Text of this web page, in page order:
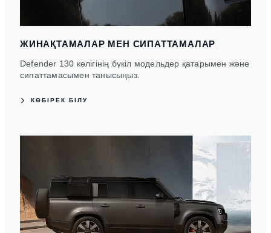
ЖИНАҚТАМАЛАР МЕН СИПАТТАМАЛАР
Defender 130 көлігінің бүкіл модельдер қатарымен және
сипаттамасымен танысыңыз.
КӨБІРЕК БІЛУ